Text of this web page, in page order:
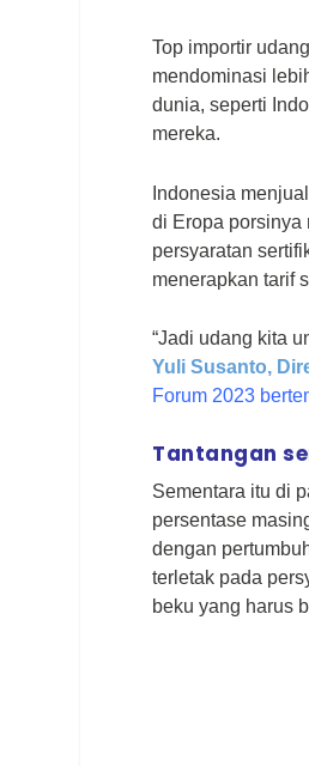
Top importir
mendominasi
dunia, seperti
mereka.
Indonesia
di Eropa porsinya
persyaratan
menerapkan tarif
“Jadi udang kita
Yuli Susanto,
Forum 2023
Tantangan
Sementara itu di
persentase
dengan
terletak pada
beku yang harus